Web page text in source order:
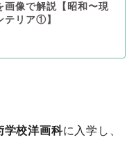
画像で解説【昭和〜現
テリア①】
学校洋画科に入学し、